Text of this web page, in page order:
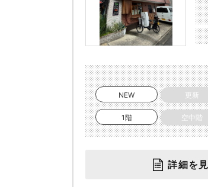
NEW 更新
1階 空中階
詳細を